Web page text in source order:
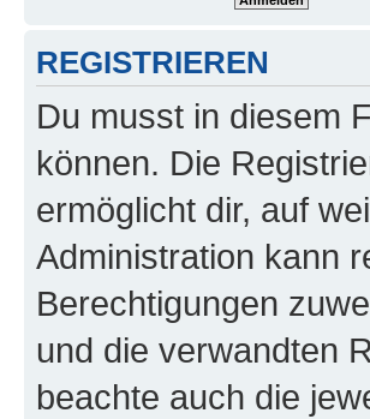
REGISTRIEREN
Du musst in diesem
können. Die
ermöglicht dir, auf
Administration kann
Berechtigungen
und die verwandten
beachte auch die